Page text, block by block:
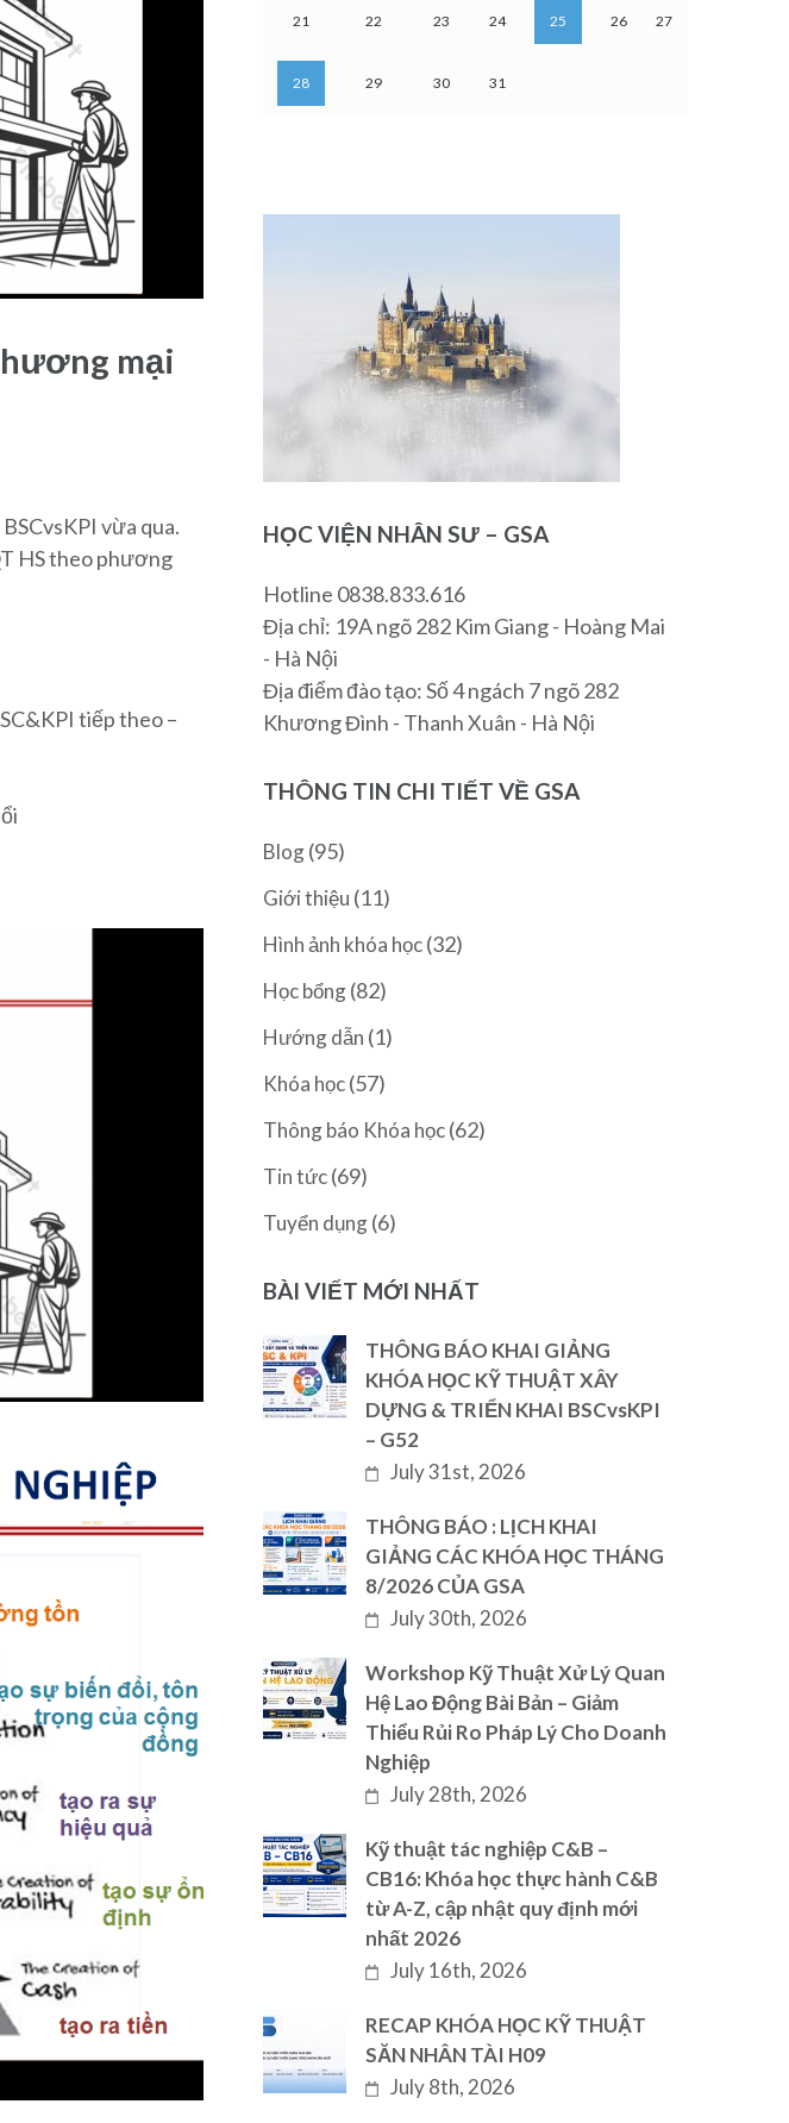
mại
vừa qua.
HS theo phương
tiếp theo –
21 22 23 24 25 26 27
28 29 30 31
HỌC VIỆN NHÂN SƯ – GSA
Hotline 0838.833.616
Địa chỉ: 19A ngõ 282 Kim Giang - Hoàng Mai
- Hà Nội
Địa điểm đào tạo: Số 4 ngách 7 ngõ 282
Khương Đình - Thanh Xuân - Hà Nội
THÔNG TIN CHI TIẾT VỀ GSA
Blog(95)
Giới thiệu (11)
Hình ảnh khóa học(32)
Học bổng(82)
Hướng dẫn (1)
Khóa học(57)
Thông báo Khóa học(62)
Tin tức(69)
Tuyển dụng(6)
BÀI VIẾT MỚI NHẤT
THÔNG BÁO KHAI GIẢNG
KHÓA HỌC KỸ THUẬT XÂY
DỰNG & TRIỂN KHAI BSCvsKPI
– G52
July 31st, 2026
THÔNG BÁO : LỊCH KHAI
GIẢNG CÁC KHÓA HỌC THÁNG
8/2026 CỦA GSA
July 30th, 2026
Workshop Kỹ Thuật Xử Lý Quan
Hệ Lao Động Bài Bản – Giảm
Thiểu Rủi Ro Pháp Lý Cho Doanh
Nghiệp
July 28th, 2026
Kỹ thuật tác nghiệp C&B –
CB16: Khóa học thực hành C&B
từ A-Z, cập nhật quy định mới
nhất 2026
July 16th, 2026
RECAP KHÓA HỌC KỸ THUẬT
SĂN NHÂN TÀI H09
July 8th, 2026